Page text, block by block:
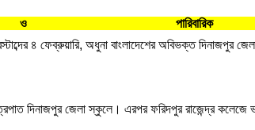
৪ ফেব্রুয়ারি, অধুনা বাংলাদেশের অবিভক্ত দিনাজপুর
দিনাজপুর জেলা স্কুলে। এরপর ফরিদপুর রাজেন্দ্র